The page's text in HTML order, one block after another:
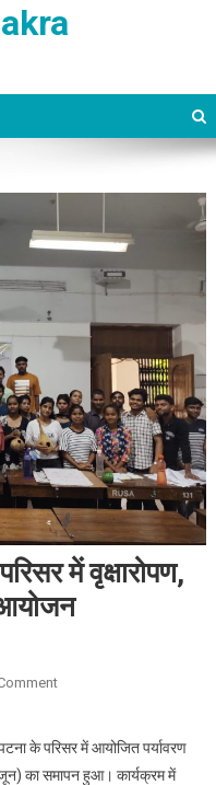
में वृक्षारोपण,
आयोजन
On कला एवं शिल्प महाविद्यालय
के परिसर में आयोजित पर्यावरण
जून) का समापन हुआ। कार्यक्रम में